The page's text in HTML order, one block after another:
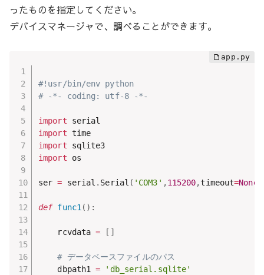
ったものを指定してください。
デバイスマネージャで、調べることができます。
#!usr/bin/env python
# -*- coding: utf-8 -*-
import
import
import
import os
ser = serial . Serial ( 'COM3' ,115200,timeout=None
def func1 ( ) :
    rcvdata
= [ ]
# データベースファイルのパス
    dbpath1
= 'db_serial.sqlite'